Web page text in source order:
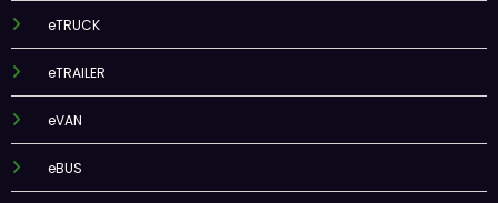
eTRUCK
eTRAILER
eVAN
eBUS